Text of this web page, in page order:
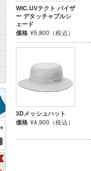
WIC.UVテクト バイザ
ー デタッチャブルシ
ェード
価格 ¥5,800（税込）
3Dメッシュハット
価格 ¥4,900（税込）